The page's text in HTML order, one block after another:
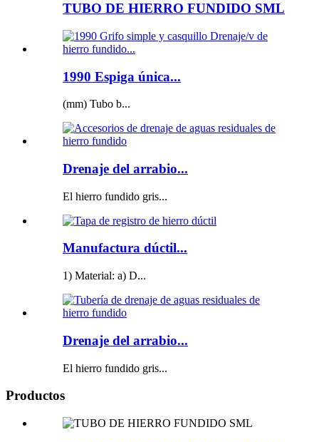
TUBO DE HIERRO FUNDIDO SML
1990 Espiga única...
(mm) Tubo b...
Drenaje del arrabio...
El hierro fundido gris...
Manufactura dúctil...
1) Material: a) D...
Drenaje del arrabio...
El hierro fundido gris...
Productos